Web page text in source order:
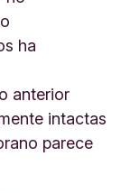
ha
anterior
intactas
parece